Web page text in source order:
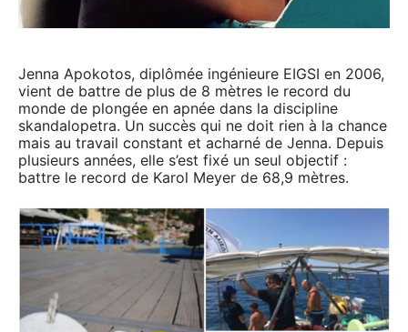
Jenna Apokotos, diplômée ingénieure EIGSI en 2006,
vient de battre de plus de 8 mètres le record du
monde de plongée en apnée dans la discipline
skandalopetra. Un succès qui ne doit rien à la chance
mais au travail constant et acharné de Jenna. Depuis
plusieurs années, elle s’est fixé un seul objectif :
battre le record de Karol Meyer de 68,9 mètres.